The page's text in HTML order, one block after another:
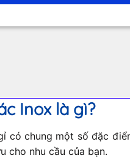
Inox là gì?
có chung một số đặc
cho nhu cầu của bạn.